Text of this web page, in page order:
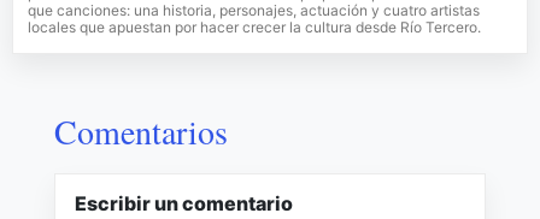
que canciones: una historia, personajes, actuación y cuatro artistas
locales que apuestan por hacer crecer la cultura desde Río Tercero.
Comentarios
Escribir un comentario